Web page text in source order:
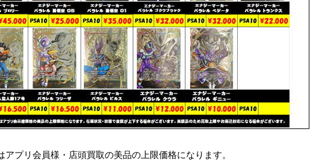
プリ会員様・店頭買取の美品の上限価格になります。